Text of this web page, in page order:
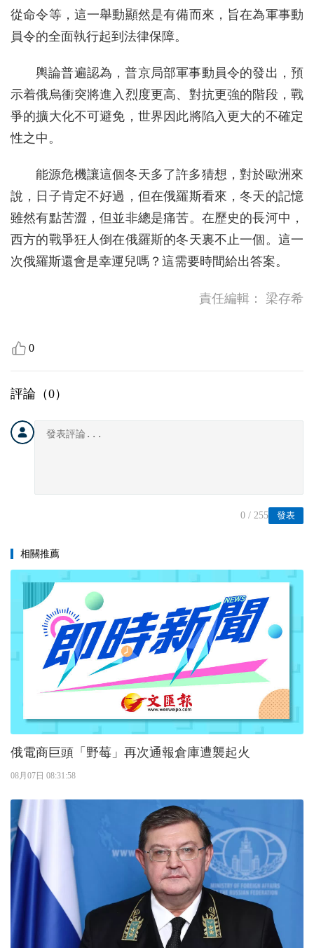
從命令等，這一舉動顯然是有備而來，旨在為軍事動
員令的全面執行起到法律保障。
輿論普遍認為，普京局部軍事動員令的發出，預
示着俄烏衝突將進入烈度更高、對抗更強的階段，戰
爭的擴大化不可避免，世界因此將陷入更大的不確定
性之中。
能源危機讓這個冬天多了許多猜想，對於歐洲來
說，日子肯定不好過，但在俄羅斯看來，冬天的記憶
雖然有點苦澀，但並非總是痛苦。在歷史的長河中，
西方的戰爭狂人倒在俄羅斯的冬天裏不止一個。這一
次俄羅斯還會是幸運兒嗎？這需要時間給出答案。
責任編輯： 梁存希
0
評論（0）
發表
0 / 255
相關推薦
俄電商巨頭「野莓」再次通報倉庫遭襲起火
08月07日 08:31:58